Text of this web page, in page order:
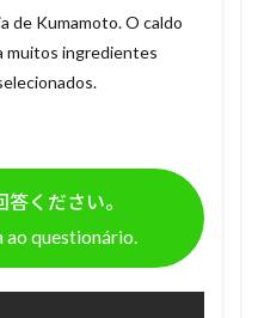
de Kumamoto. O caldo
muitos ingredientes
ください。
questionário.